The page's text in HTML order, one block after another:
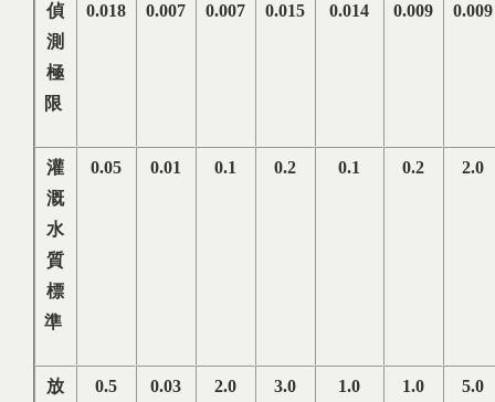
偵
測
極
限
0.018 0.007 0.007 0.015 0.014 0.009 0.009
灌
溉
水
質
標
準
0.05 0.01 0.1 0.2 0.1 0.2 2.0
放
0.5 0.03 2.0 3.0 1.0 1.0 5.0